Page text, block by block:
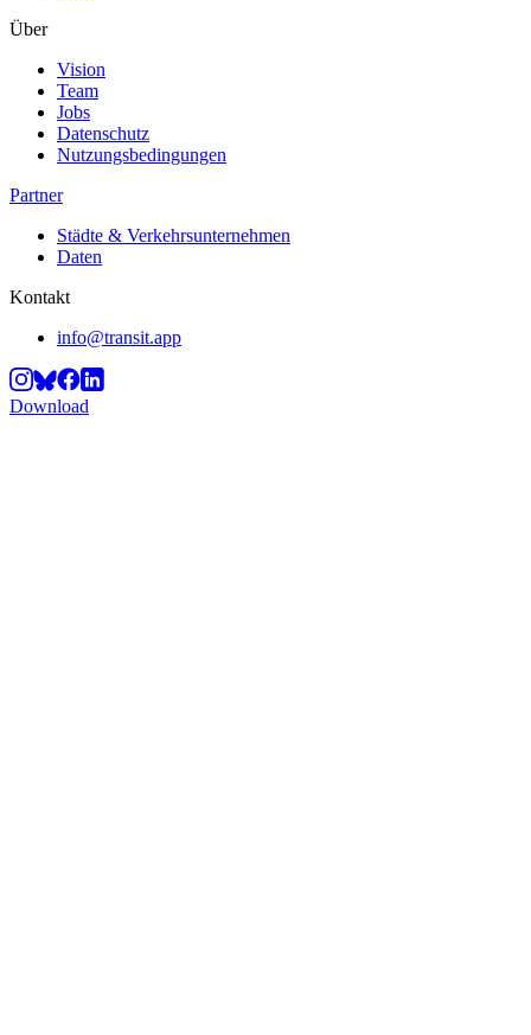
Über
Vision
Team
Jobs
Datenschutz
Nutzungsbedingungen
Partner
Städte & Verkehrsunternehmen
Daten
Kontakt
info@transit.app
Download